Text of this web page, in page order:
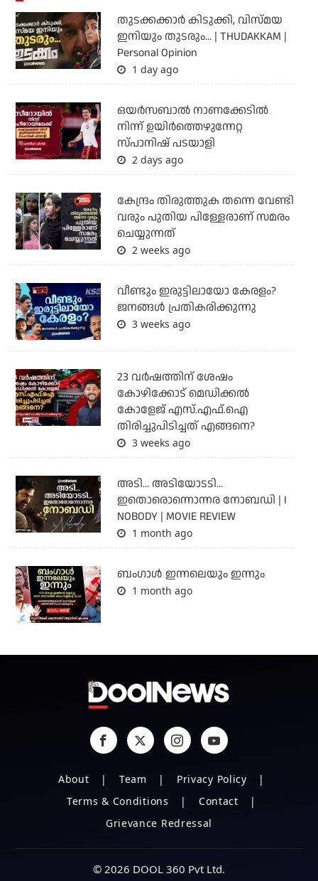
തുടക്കക്കാര്‍ കിടുക്കി, വിസ്മയ
ഇനിയും തുടരും... | THUDAKKAM |
Personal Opinion
1 day ago
ഒയര്‍സബാൽ നാണക്കേടിൽ
നിന്ന് ഉയിർത്തെഴുന്നേറ്റ
സ്പാനിഷ് പടയാളി
2 days ago
കേന്ദ്രം തിരുത്തുക തന്നെ വേണ്ടി
വരും പുതിയ പിള്ളേരാണ് സമരം
ചെയ്യുന്നത്
2 weeks ago
വീണ്ടും ഇരുട്ടിലായോ കേരളം?
ജനങ്ങൾ പ്രതികരിക്കുന്നു
3 weeks ago
23 വർഷത്തിന് ശേഷം
കോഴിക്കോട് മെഡിക്കൽ
കോളേജ് എസ്.എഫ്.ഐ
തിരിച്ചുപിടിച്ചത് എങ്ങനെ?
3 weeks ago
അടി... അടിയോടടി...
ഇതൊരൊന്നൊന്നര നോബഡി | I
NOBODY | MOVIE REVIEW
1 month ago
ബംഗാള്‍ ഇന്നലെയും ഇന്നും
1 month ago
About Team
Privacy Policy
Terms & Conditions
Contact
Grievance Redressal
© 2026 DOOL 360 Pvt Ltd.